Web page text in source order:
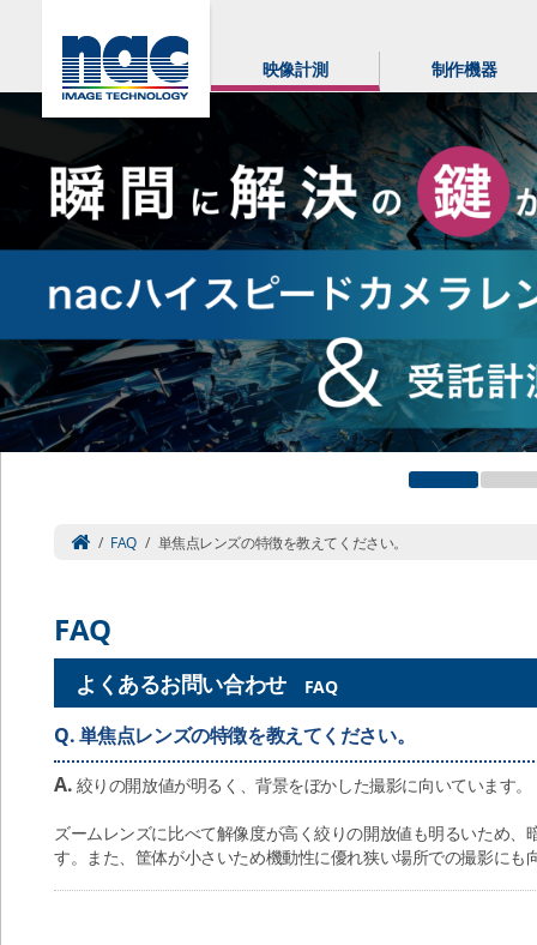
映像計測 制作機器
/ FAQ / 単焦点レンズの特徴を教えてください。
FAQ
よくあるお問い合わせ FAQ
Q.単焦点レンズの特徴を教えてください。
A. 絞りの開放値が明るく、背景をぼかした撮影に向いています。
ズームレンズに比べて解像度が高く絞りの開放値も明るいため
す。また、筐体が小さいため機動性に優れ狭い場所での撮影にも